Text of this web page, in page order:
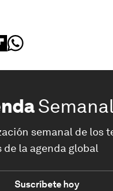
Semanal
semanal de los
la agenda global
Suscríbete hoy